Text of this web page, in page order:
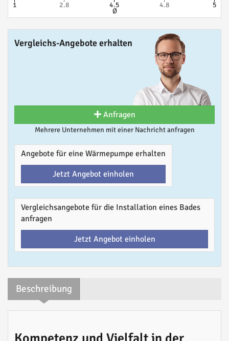
1 2.8 4.5
Ø
4.8 5
Vergleichs-Angebote erhalten
Anfragen
Mehrere Unternehmen mit einer Nachricht anfragen
Angebote für eine Wärmepumpe erhalten
Jetzt Angebot einholen
Vergleichsangebote für die Installation eines Bades
anfragen
Jetzt Angebot einholen
Beschreibung